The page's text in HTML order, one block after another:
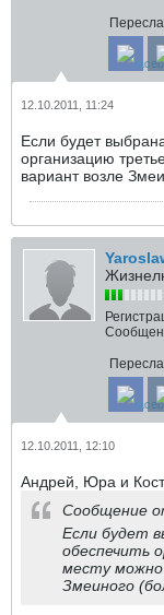
12.10.2011, 11:24
Если будет
организацию
вариант возле
12.10.2011, 12:10
Андрей, Юра и
Сообщение
Если будет
обеспечить
месту
Змеиного